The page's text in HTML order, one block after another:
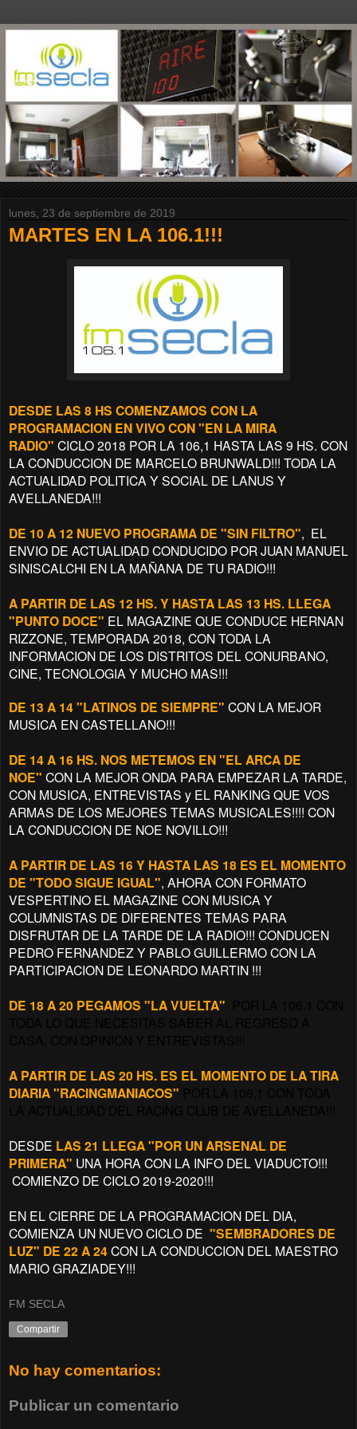
lunes, 23 de septiembre de 2019
MARTES EN LA 106.1!!!
DESDE LAS 8 HS COMENZAMOS CON LA
PROGRAMACION EN VIVO CON "EN LA MIRA
RADIO" CICLO 2018 POR LA 106,1 HASTA LAS 9 HS. CON
LA CONDUCCION DE MARCELO BRUNWALD!!! TODA LA
ACTUALIDAD POLITICA Y SOCIAL DE LANUS Y
AVELLANEDA!!!
DE 10 A 12 NUEVO PROGRAMA DE "SIN FILTRO", EL
ENVIO DE ACTUALIDAD CONDUCIDO POR JUAN MANUEL
SINISCALCHI EN LA MAÑANA DE TU RADIO!!!
A PARTIR DE LAS 12 HS. Y HASTA LAS 13 HS. LLEGA
"PUNTO DOCE" EL MAGAZINE QUE CONDUCE HERNAN
RIZZONE, TEMPORADA 2018, CON TODA LA
INFORMACION DE LOS DISTRITOS DEL CONURBANO,
CINE, TECNOLOGIA Y MUCHO MAS!!!
DE 13 A 14 "LATINOS DE SIEMPRE" CON LA MEJOR
MUSICA EN CASTELLANO!!!
DE 14 A 16 HS. NOS METEMOS EN "EL ARCA DE
NOE" CON LA MEJOR ONDA PARA EMPEZAR LA TARDE,
CON MUSICA, ENTREVISTAS y EL RANKING QUE VOS
ARMAS DE LOS MEJORES TEMAS MUSICALES!!!! CON
LA CONDUCCION DE NOE NOVILLO!!!
A PARTIR DE LAS 16 Y HASTA LAS 18 ES EL MOMENTO
DE "TODO SIGUE IGUAL", AHORA CON FORMATO
VESPERTINO EL MAGAZINE CON MUSICA Y
COLUMNISTAS DE DIFERENTES TEMAS PARA
DISFRUTAR DE LA TARDE DE LA RADIO!!! CONDUCEN
PEDRO FERNANDEZ Y PABLO GUILLERMO CON LA
PARTICIPACION DE LEONARDO MARTIN !!!
DE 18 A 20 PEGAMOS "LA VUELTA"
A PARTIR DE LAS 20 HS. ES EL MOMENTO DE LA TIRA
DIARIA "RACINGMANIACOS"
DESDE LAS 21 LLEGA "POR UN ARSENAL DE
PRIMERA" UNA HORA CON LA INFO DEL VIADUCTO!!!
COMIENZO DE CICLO 2019-2020!!!
EN EL CIERRE DE LA PROGRAMACION DEL DIA,
COMIENZA UN NUEVO CICLO DE "SEMBRADORES DE
LUZ" DE 22 A 24CON LA CONDUCCION DEL MAESTRO
MARIO GRAZIADEY!!!
FM SECLA
Compartir
No hay comentarios:
Publicar un comentario